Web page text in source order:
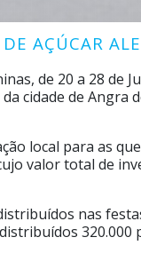
AÇÚCAR
de 20 a 28 de
cidade de
local para as
valor total de
nas